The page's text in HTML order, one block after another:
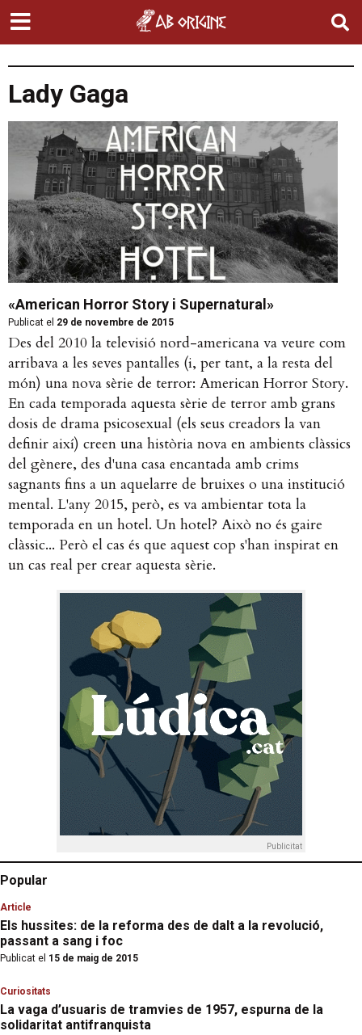
Lady Gaga
«American Horror Story i Supernatural»
Publicat el 29 de novembre de 2015
Des del 2010 la televisió nord-americana va veure com
arribava a les seves pantalles (i, per tant, a la resta del
món) una nova sèrie de terror: American Horror Story.
En cada temporada aquesta sèrie de terror amb grans
dosis de drama psicosexual (els seus creadors la van
definir així) creen una història nova en ambients clàssics
del gènere, des d'una casa encantada amb crims
sagnants fins a un aquelarre de bruixes o una institució
mental. L'any 2015, però, es va ambientar tota la
temporada en un hotel. Un hotel? Això no és gaire
clàssic... Però el cas és que aquest cop s'han inspirat en
un cas real per crear aquesta sèrie.
Publicitat
Popular
Article
Els hussites: de la reforma des de dalt a la revolució,
passant a sang i foc
Publicat el 15 de maig de 2015
Curiositats
La vaga d’usuaris de tramvies de 1957, espurna de la
solidaritat antifranquista